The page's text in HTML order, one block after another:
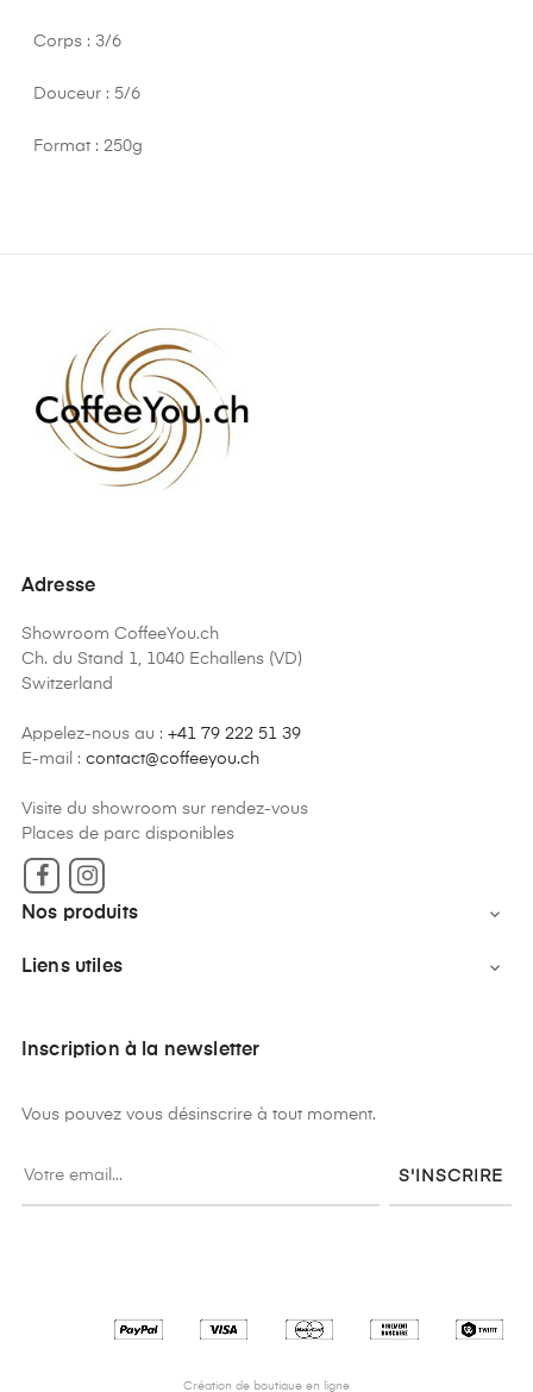
Corps : 3/6
Douceur : 5/6
Format : 250g
Adresse
Showroom CoffeeYou.ch
Ch. du Stand 1, 1040 Echallens (VD)
Switzerland
Appelez-nous au : +41 79 222 51 39
E-mail : contact@coffeeyou.ch
Visite du showroom sur rendez-vous
Places de parc disponibles
Facebook
Nos produits 
Liens utiles 
Inscription à la newsletter
Vous pouvez vous désinscrire à tout moment.
S'INSCRIRE
Création de boutique en ligne